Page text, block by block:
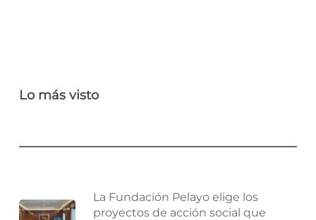
Lo más visto
La Fundación Pelayo elige los
proyectos de acción social que